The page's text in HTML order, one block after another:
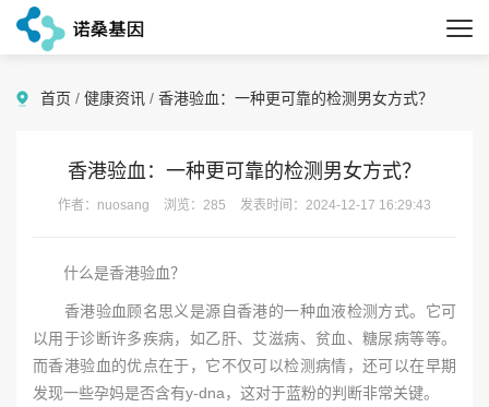
首页 / 健康资讯 / 香港验血：一种更可靠的检测男女方式？
香港验血：一种更可靠的检测男女方式？
作者：nuosang 浏览：285 发表时间：2024-12-17 16:29:43
什么是香港验血？
香港验血顾名思义是源自香港的一种血液检测方式。它可
以用于诊断许多疾病，如乙肝、艾滋病、贫血、糖尿病等等。
而香港验血的优点在于，它不仅可以检测病情，还可以在早期
发现一些孕妈是否含有y-dna，这对于蓝粉的判断非常关键。